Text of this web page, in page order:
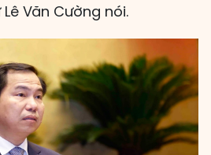
Văn Cường nói.